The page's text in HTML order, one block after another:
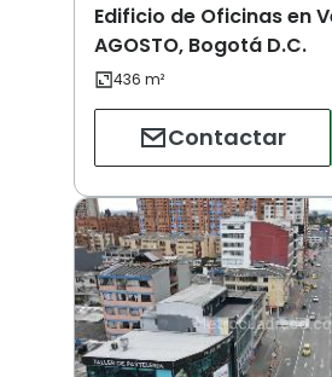
Edificio de Oficinas en
AGOSTO, Bogotá D.C.
Contactar